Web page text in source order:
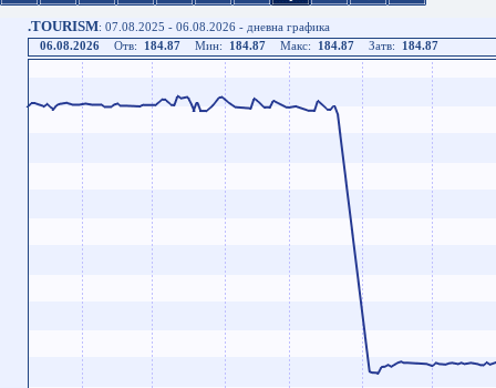
.TOURISM: 07.08.2025 - 06.08.2026 - дневна графика
06.08.2026
Отв: 184.87 Мин: 184.87 Макс: 184.87 Затв: 184.87